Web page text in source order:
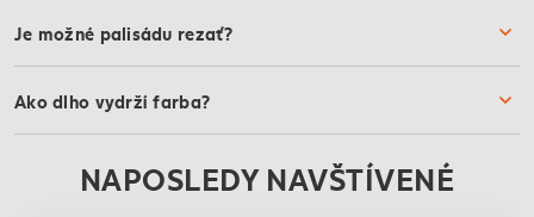
Je možné palisádu rezať?
Ako dlho vydrží farba?
NAPOSLEDY NAVŠTÍVENÉ